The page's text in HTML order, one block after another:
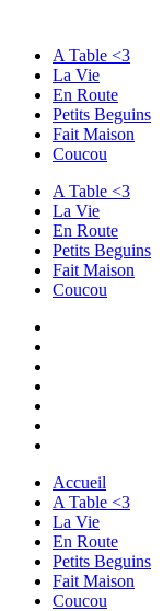
A Table <3
La Vie
En Route
Petits Beguins
Fait Maison
Coucou
A Table <3
La Vie
En Route
Petits Beguins
Fait Maison
Coucou
Accueil
A Table <3
La Vie
En Route
Petits Beguins
Fait Maison
Coucou